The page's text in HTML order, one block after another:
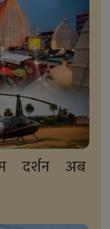
दर्शन अब